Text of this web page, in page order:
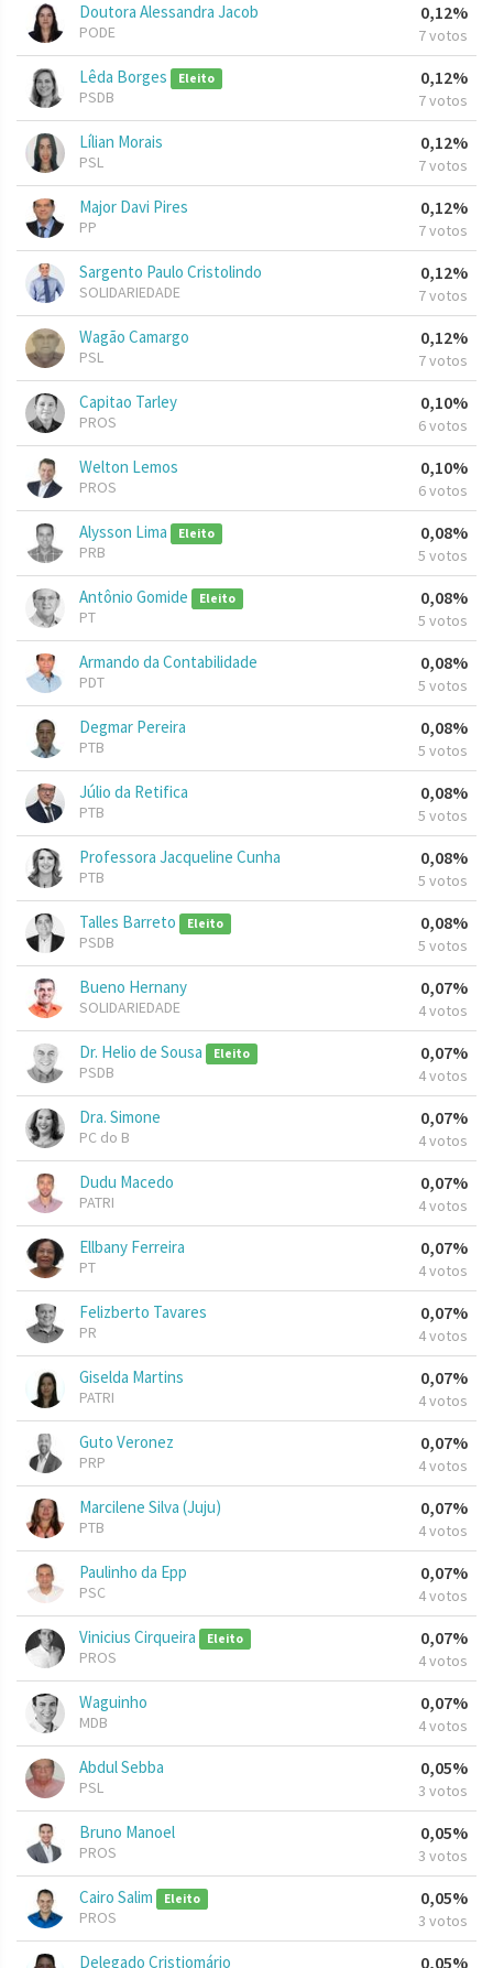
Doutora Alessandra Jacob
PODE
0,12%
7 votos
Lêda Borges Eleito
PSDB
0,12%
7 votos
Lílian Morais
PSL
0,12%
7 votos
Major Davi Pires
PP
0,12%
7 votos
Sargento Paulo Cristolindo
SOLIDARIEDADE
0,12%
7 votos
Wagão Camargo
PSL
0,12%
7 votos
Capitao Tarley
PROS
0,10%
6 votos
Welton Lemos
PROS
0,10%
6 votos
Alysson Lima Eleito
PRB
0,08%
5 votos
Antônio Gomide Eleito
PT
0,08%
5 votos
Armando da Contabilidade
PDT
0,08%
5 votos
Degmar Pereira
PTB
0,08%
5 votos
Júlio da Retifica
PTB
0,08%
5 votos
Professora Jacqueline Cunha
PTB
0,08%
5 votos
Talles Barreto Eleito
PSDB
0,08%
5 votos
Bueno Hernany
SOLIDARIEDADE
0,07%
4 votos
Dr. Helio de Sousa Eleito
PSDB
0,07%
4 votos
Dra. Simone
PC do B
0,07%
4 votos
Dudu Macedo
PATRI
0,07%
4 votos
Ellbany Ferreira
PT
0,07%
4 votos
Felizberto Tavares
PR
0,07%
4 votos
Giselda Martins
PATRI
0,07%
4 votos
Guto Veronez
PRP
0,07%
4 votos
Marcilene Silva (Juju)
PTB
0,07%
4 votos
Paulinho da Epp
PSC
0,07%
4 votos
Vinicius Cirqueira Eleito
PROS
0,07%
4 votos
Waguinho
MDB
0,07%
4 votos
Abdul Sebba
PSL
0,05%
3 votos
Bruno Manoel
PROS
0,05%
3 votos
Cairo Salim Eleito
PROS
0,05%
3 votos
Delegado Cristiomário 0,05%